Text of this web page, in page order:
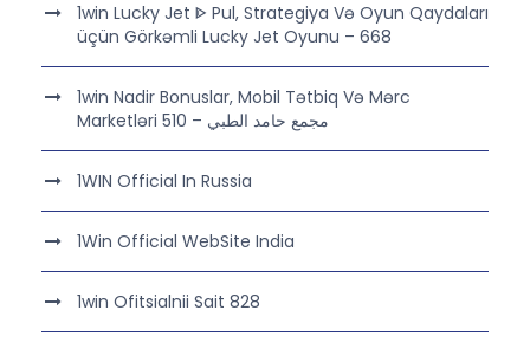
1win Lucky Jet ᐈ Pul, Strategiya Və Oyun Qaydaları
üçün Görkəmli Lucky Jet Oyunu – 668
1win Nadir Bonuslar, Mobil Tətbiq Və Mərc
Marketləri مجمع حامد الطبي – 510
1WIN Official In Russia
1Win Official WebSite India
1win Ofitsialnii Sait 828